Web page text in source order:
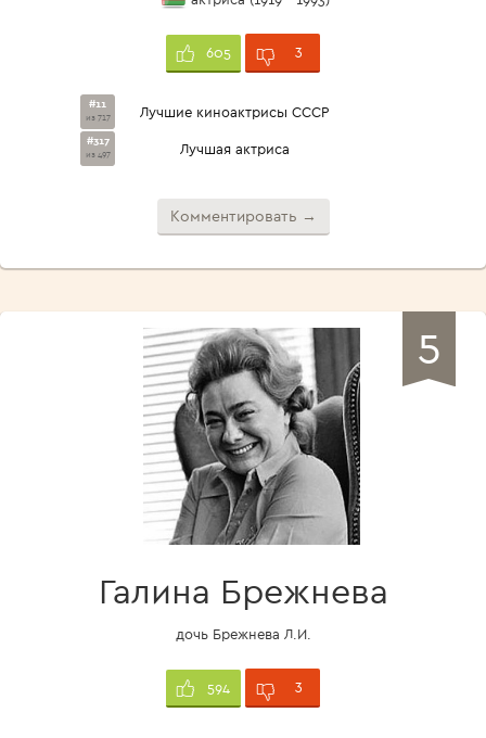
605 3
#11
из 717 Лучшие киноактрисы СССР
#317
из 497 Лучшая актриса
Комментировать →
5
Галина Брежнева
дочь Брежнева Л.И.
594 3